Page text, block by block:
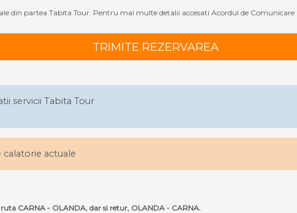
din partea Tabita Tour. Pentru mai multe detalii accesati Acordul de Comunicare
TRIMITE REZERVAREA
servicii Tabita Tour
calatorie actuale
CARNA - OLANDA, dar si retur, OLANDA - CARNA.